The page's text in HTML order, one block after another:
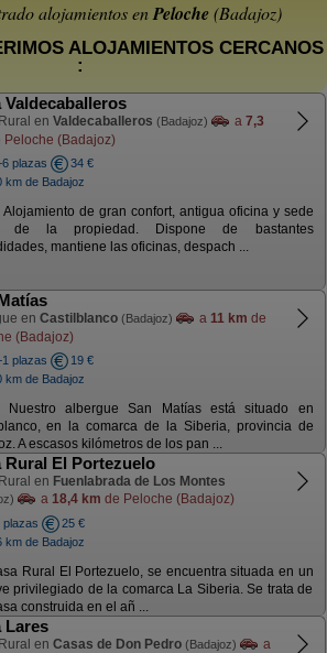
alojamientos enPeloche(Badajoz)
ALOJAMIENTOS CERCANOS
:
Valdecaballeros
en Valdecaballeros (Badajoz) a 7,3
Peloche (Badajoz)
plazas
34 €
km de Badajoz
Alojamiento de gran confort, antigua oficina y sede
de la propiedad. Dispone de bastantes
mantiene las oficinas, despach ...
en Castilblanco (Badajoz) a 11 km de
(Badajoz)
plazas
19 €
km de Badajoz
Nuestro albergue San Matías está situado en
en la comarca de la Siberia, provincia de
A escasos kilómetros de los pan ...
Rural El Portezuelo
en Fuenlabrada de Los Montes
a 18,4 km de Peloche (Badajoz)
plazas
25 €
km de Badajoz
Rural El Portezuelo, se encuentra situada en un
privilegiado de la comarca La Siberia. Se trata de
construida en el añ ...
Lares
en Casas de Don Pedro (Badajoz)
a